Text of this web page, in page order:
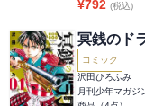
¥792 (税込)
冥銭のド
コミック
沢田ひろふみ
月刊少年マガジ